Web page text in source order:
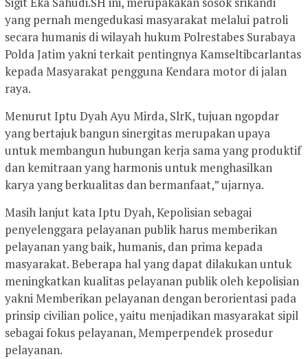
yang pernah mengedukasi masyarakat melalui patroli
secara humanis di wilayah hukum Polrestabes Surabaya
Polda Jatim yakni terkait pentingnya Kamseltibcarlantas
kepada Masyarakat pengguna Kendara motor di jalan
raya.
Menurut Iptu Dyah Ayu Mirda, SlrK, tujuan ngopdar
yang bertajuk bangun sinergitas merupakan upaya
untuk membangun hubungan kerja sama yang produktif
dan kemitraan yang harmonis untuk menghasilkan
karya yang berkualitas dan bermanfaat,” ujarnya.
Masih lanjut kata Iptu Dyah, Kepolisian sebagai
penyelenggara pelayanan publik harus memberikan
pelayanan yang baik, humanis, dan prima kepada
masyarakat. Beberapa hal yang dapat dilakukan untuk
meningkatkan kualitas pelayanan publik oleh kepolisian
yakni Memberikan pelayanan dengan berorientasi pada
prinsip civilian police, yaitu menjadikan masyarakat sipil
sebagai fokus pelayanan, Memperpendek prosedur
pelayanan.